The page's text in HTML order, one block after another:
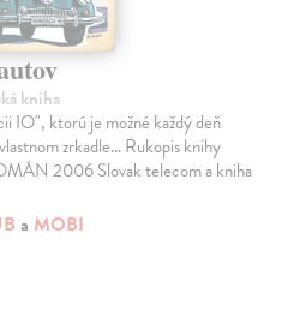
kniha
IO", ktorú je možné každý deň
zrkadle... Rukopis knihy
2006 Slovak telecom a kniha
a MOBI